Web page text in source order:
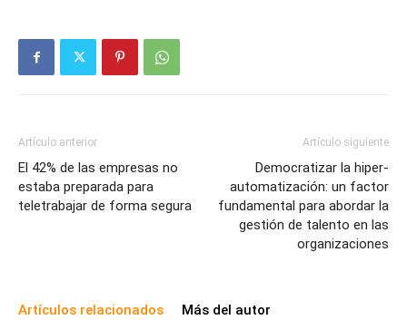
Artículo anterior
El 42% de las empresas no
estaba preparada para
teletrabajar de forma segura
Artículo siguiente
Democratizar la hiper-
automatización: un factor
fundamental para abordar la
gestión de talento en las
organizaciones
Artículos relacionados Más del autor